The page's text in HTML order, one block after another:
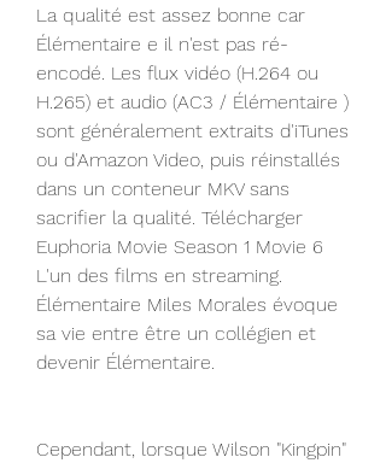
La qualité est assez bonne car
Élémentaire e il n'est pas ré-
encodé. Les flux vidéo (H.264 ou
H.265) et audio (AC3 / Élémentaire )
sont généralement extraits d'iTunes
ou d'Amazon Video, puis réinstallés
dans un conteneur MKV sans
sacrifier la qualité. Télécharger
Euphoria Movie Season 1 Movie 6
L'un des films en streaming.
Élémentaire Miles Morales évoque
sa vie entre être un collégien et
devenir Élémentaire.
Cependant, lorsque Wilson "Kingpin"